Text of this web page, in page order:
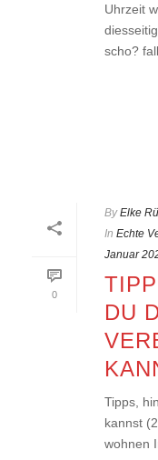
Uhrzeit
scho?
0
By Elke
In Echte
Januar
DU
Tipps,
kannst
wohnen